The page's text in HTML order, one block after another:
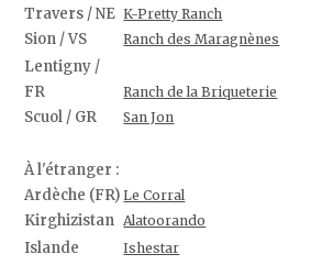
Travers / NE K-Pretty Ranch
Sion / VS Ranch des Maragnènes
Lentigny /
FR
Ranch de la Briqueterie
Scuol / GR San Jon
À l'étranger :
Ardèche (FR) Le Corral
Kirghizistan Alatoorando
Islande Ishestar